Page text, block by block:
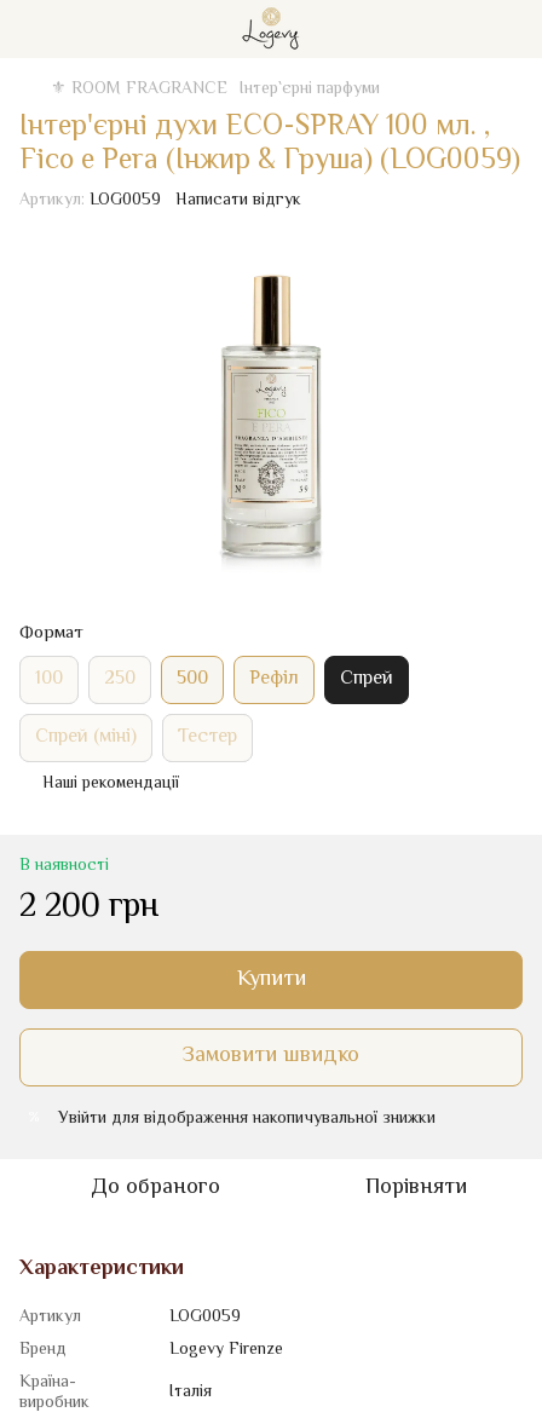
⚜️ ROOM FRAGRANCE Iнтер`єрні парфуми
Інтер'єрні духи ECO-SPRAY 100 мл. ,
Fico e Pera (Інжир & Груша) (LOG0059)
Артикул: LOG0059 Написати відгук
Формат
100 250 500 Рефіл
Спрей
Спрей (міні)
Тестер
Наші рекомендації
В наявності
2 200 грн
Купити
Замовити швидко
Увійти для відображення накопичувальної знижки
До обраного Порівняти
Характеристики
Артикул
LOG0059
Бренд
Logevy Firenze
Країна-
виробник
Італія